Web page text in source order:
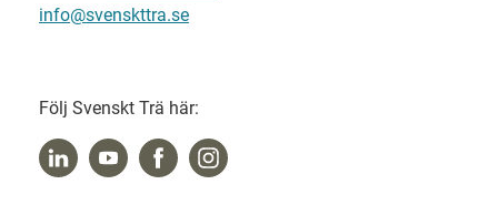
info@svenskttra.se
Följ Svenskt Trä här: